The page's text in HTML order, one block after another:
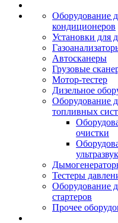
Оборудование
кондиционеров
Установки для
Автосканеры
Грузовые
Мотор-тестер
Дизельное
Оборудование
топливных
очистки
Тестеры
Оборудование
стартеров
Прочее